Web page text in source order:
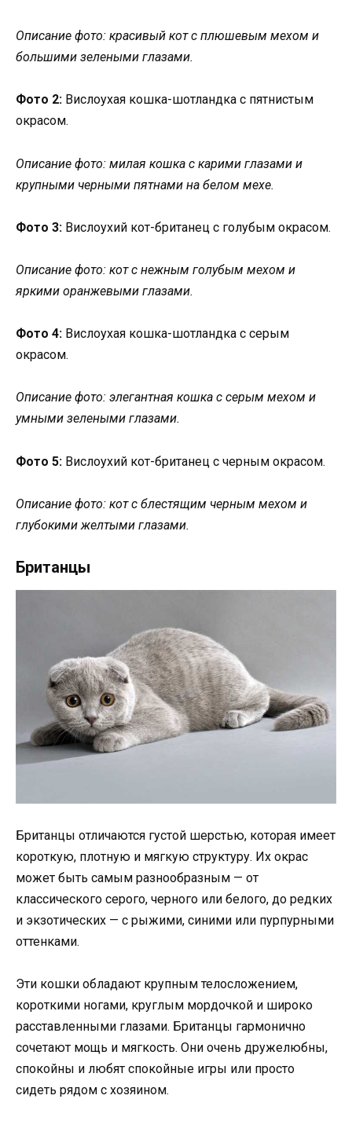
Описание фото: красивый кот с плюшевым мехом и
большими зелеными глазами.
Фото 2: Вислоухая кошка-шотландка с пятнистым
окрасом.
Описание фото: милая кошка с карими глазами и
крупными черными пятнами на белом мехе.
Фото 3: Вислоухий кот-британец с голубым окрасом.
Описание фото: кот с нежным голубым мехом и
яркими оранжевыми глазами.
Фото 4: Вислоухая кошка-шотландка с серым
окрасом.
Описание фото: элегантная кошка с серым мехом и
умными зелеными глазами.
Фото 5: Вислоухий кот-британец с черным окрасом.
Описание фото: кот с блестящим черным мехом и
глубокими желтыми глазами.
Британцы
Британцы отличаются густой шерстью, которая имеет
короткую, плотную и мягкую структуру. Их окрас
может быть самым разнообразным — от
классического серого, черного или белого, до редких
и экзотических — с рыжими, синими или пурпурными
оттенками.
Эти кошки обладают крупным телосложением,
короткими ногами, круглым мордочкой и широко
расставленными глазами. Британцы гармонично
сочетают мощь и мягкость. Они очень дружелюбны,
спокойны и любят спокойные игры или просто
сидеть рядом с хозяином.